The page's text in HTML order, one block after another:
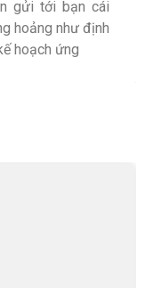
gửi tới bạn cái
hoảng như định
hoạch ứng